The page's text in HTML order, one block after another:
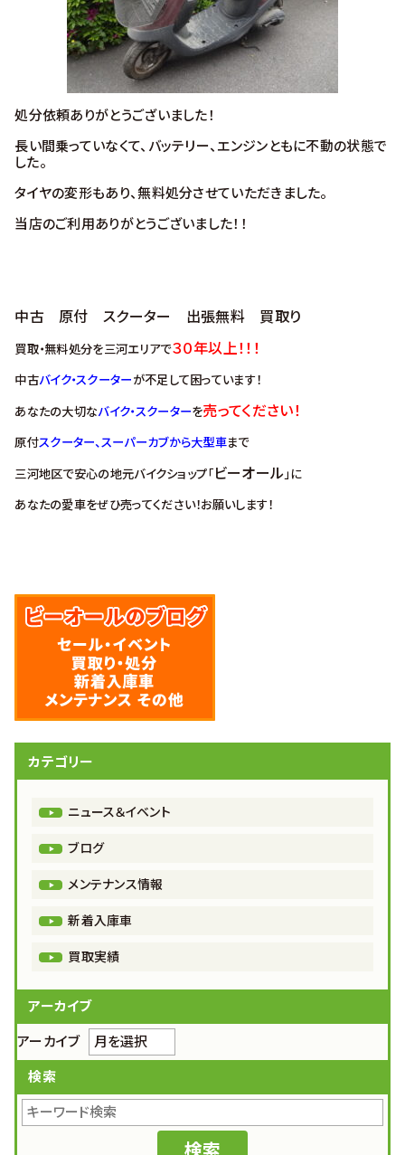
処分依頼ありがとうございました！
長い間乗っていなくて、バッテリー、エンジンともに不動の状態で
した。
タイヤの変形もあり、無料処分させていただきました。
当店のご利用ありがとうございました！！
中古 原付 スクーター 出張無料 買取り
買取・無料処分を三河エリアで３０年以上！！！
中古バイク・スクーター が不足して困っています！
あなたの大切なバイク・スクーターを売ってください！
原付スクーター、スーパーカブから大型車まで
三河地区で安心の地元バイクショップ「ビーオール」に
あなたの愛車をぜひ売ってください！お願いします！
カテゴリー
ニュース＆イベント
ブログ
メンテナンス情報
新着入庫車
買取実績
アーカイブ
アーカイブ
検索